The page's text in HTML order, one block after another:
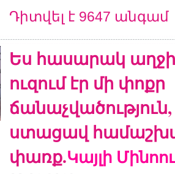
Դիտվել է 9647 անգամ
Ես հասարակ
ուզում էր մի փոքր
ստացավ
փառք.Կայլի